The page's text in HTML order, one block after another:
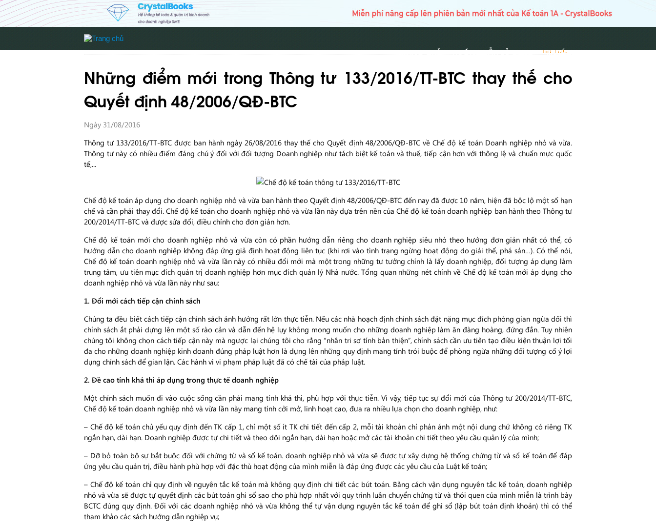
TRANG CHỦ HƯỚNG DẪN SỬ DỤNG TIN TỨC
TIN TỨC
Những điểm mới trong Thông tư 133/2016/TT-BTC thay thế cho
Quyết định 48/2006/QĐ-BTC
Ngày 31/08/2016
Thông tư 133/2016/TT-BTC được ban hành ngày 26/08/2016 thay thế cho Quyết định 48/2006/QĐ-BTC về Chế độ kế toán Doanh nghiệp nhỏ và vừa.
Thông tư này có nhiều điểm đáng chú ý đối với đối tượng Doanh nghiệp như tách biệt kế toán và thuế, tiếp cận hơn với thông lệ và chuẩn mực quốc
tế,...
Chế độ kế toán áp dụng cho doanh nghiệp nhỏ và vừa ban hành theo Quyết định 48/2006/QĐ-BTC đến nay đã được 10 năm, hiện đã bộc lộ một số hạn
chế và cần phải thay đổi. Chế độ kế toán cho doanh nghiệp nhỏ và vừa lần này dựa trên nền của Chế độ kế toán doanh nghiệp ban hành theo Thông tư
200/2014/TT-BTC và được sửa đổi, điều chỉnh cho đơn giản hơn.
Chế độ kế toán mới cho doanh nghiệp nhỏ và vừa còn có phần hướng dẫn riêng cho doanh nghiệp siêu nhỏ theo hướng đơn giản nhất có thể, có
hướng dẫn cho doanh nghiệp không đáp ứng giả định hoạt động liên tục (khi rơi vào tình trạng ngừng hoạt động do giải thể, phá sản…). Có thể nói,
Chế độ kế toán doanh nghiệp nhỏ và vừa lần này có nhiều đổi mới mà một trong những tư tưởng chính là lấy doanh nghiệp, đối tượng áp dụng làm
trung tâm, ưu tiên mục đích quản trị doanh nghiệp hơn mục đích quản lý Nhà nước. Tổng quan những nét chính về Chế độ kế toán mới áp dụng cho
doanh nghiệp nhỏ và vừa lần này như sau:
1. Đổi mới cách tiếp cận chính sách
Chúng ta đều biết cách tiếp cận chính sách ảnh hưởng rất lớn thực tiễn. Nếu các nhà hoạch định chính sách đặt nặng mục đích phòng gian ngừa dối thì
chính sách ắt phải dựng lên một số rào cản và dẫn đến hệ lụy không mong muốn cho những doanh nghiệp làm ăn đàng hoàng, đứng đắn. Tuy nhiên
chúng tôi không chọn cách tiếp cận này mà ngược lại chúng tôi cho rằng “nhân tri sơ tính bản thiện”, chính sách cần ưu tiên tạo điều kiện thuận lợi tối
đa cho những doanh nghiệp kinh doanh đúng pháp luật hơn là dựng lên những quy định mang tính trói buộc để phòng ngừa những đối tượng cố ý lợi
dụng chính sách để gian lận. Các hành vi vi phạm pháp luật đã có chế tài của pháp luật.
2. Đề cao tính khả thi áp dụng trong thực tế doanh nghiệp
Một chính sách muốn đi vào cuộc sống cần phải mang tính khả thi, phù hợp với thực tiễn. Vì vậy, tiếp tục sự đổi mới của Thông tư 200/2014/TT-BTC,
Chế độ kế toán doanh nghiệp nhỏ và vừa lần này mang tính cởi mở, linh hoạt cao, đưa ra nhiều lựa chọn cho doanh nghiệp, như:
– Chế độ kế toán chủ yếu quy định đến TK cấp 1, chỉ một số ít TK chi tiết đến cấp 2, mỗi tài khoản chỉ phản ánh một nội dung chứ không có riêng TK
ngắn hạn, dài hạn. Doanh nghiệp được tự chi tiết và theo dõi ngắn hạn, dài hạn hoặc mở các tài khoản chi tiết theo yêu cầu quản lý của mình;
– Dỡ bỏ toàn bộ sự bắt buộc đối với chứng từ và sổ kế toán. doanh nghiệp nhỏ và vừa sẽ được tự xây dựng hệ thống chứng từ và sổ kế toán để đáp
ứng yêu cầu quản trị, điều hành phù hợp với đặc thù hoạt động của mình miễn là đáp ứng được các yêu cầu của Luật kế toán;
– Chế độ kế toán chỉ quy định về nguyên tắc kế toán mà không quy định chi tiết các bút toán. Bằng cách vận dụng nguyên tắc kế toán, doanh nghiệp
nhỏ và vừa sẽ được tự quyết định các bút toán ghi sổ sao cho phù hợp nhất với quy trình luân chuyển chứng từ và thói quen của mình miễn là trình bày
BCTC đúng quy định. Đối với các doanh nghiệp nhỏ và vừa không thể tự vận dụng nguyên tắc kế toán để ghi sổ (lập bút toán định khoản) thì có thể
tham khảo các sách hướng dẫn nghiệp vụ;